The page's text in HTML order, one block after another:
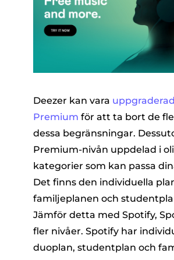
Deezer kan vara uppgraderad
Premium för att ta bort de
dessa begränsningar.
Premium-nivån uppdelad i
kategorier som kan passa
Det finns den individuella
familjeplanen och
Jämför detta med Spotify,
fler nivåer. Spotify har
duoplan, studentplan och